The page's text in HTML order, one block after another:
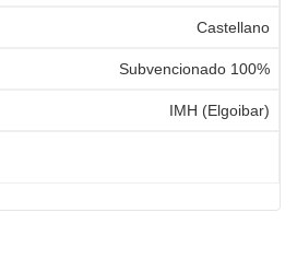
Castellano
Subvencionado 100%
IMH (Elgoibar)